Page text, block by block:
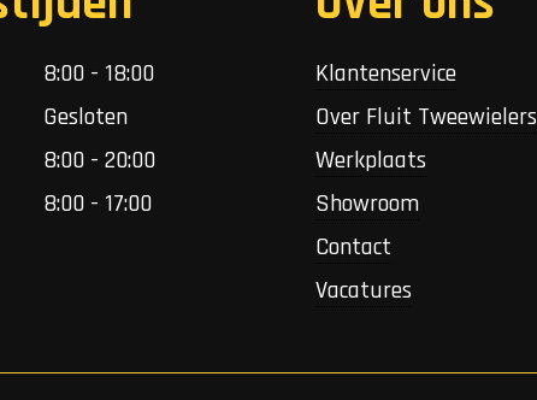
8:00 - 18:00
Gesloten
8:00 - 20:00
8:00 - 17:00
Klantenservice
Over Fluit Tweewielers
Werkplaats
Showroom
Contact
Vacatures